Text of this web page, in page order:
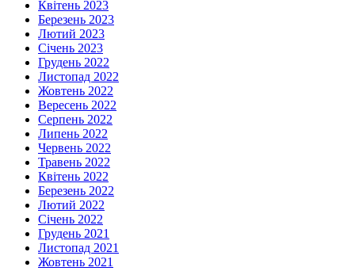
Квітень 2023
Березень 2023
Лютий 2023
Січень 2023
Грудень 2022
Листопад 2022
Жовтень 2022
Вересень 2022
Серпень 2022
Липень 2022
Червень 2022
Травень 2022
Квітень 2022
Березень 2022
Лютий 2022
Січень 2022
Грудень 2021
Листопад 2021
Жовтень 2021